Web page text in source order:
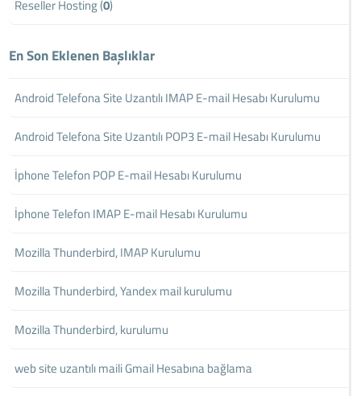
Reseller Hosting (0)
En Son Eklenen Başlıklar
Android Telefona Site Uzantılı IMAP E-mail Hesabı Kurulumu
Android Telefona Site Uzantılı POP3 E-mail Hesabı Kurulumu
İphone Telefon POP E-mail Hesabı Kurulumu
İphone Telefon IMAP E-mail Hesabı Kurulumu
Mozilla Thunderbird, IMAP Kurulumu
Mozilla Thunderbird, Yandex mail kurulumu
Mozilla Thunderbird, kurulumu
web site uzantılı maili Gmail Hesabına bağlama